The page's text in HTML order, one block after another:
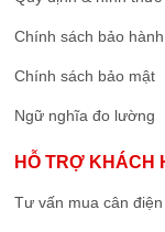
Chính sách bảo hành
Chính sách bảo mật
Ngữ nghĩa đo lường
HỖ TRỢ KHÁCH
Tư vấn mua cân